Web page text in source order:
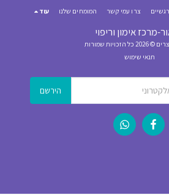
מרכז אימון וריפוי
כל הזכויות שמורות
תנאי שימוש
צרו עמי קשר המומחים שלנו עוד
הירשם